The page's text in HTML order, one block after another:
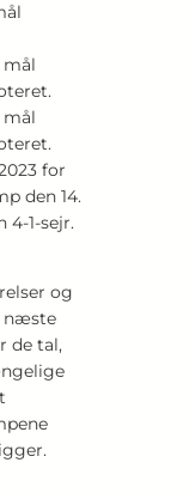
mål
mål
for
den 14.
4-1-sejr.
og
næste
de tal,